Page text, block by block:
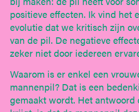
positieve effecten. Ik vind het
evolutie dat we kritisch zijn
van de pil. De negatieve
zeker niet door iedereen
Waarom is er enkel een
mannenpil? Dat is een
gemaakt wordt. Het antwoord